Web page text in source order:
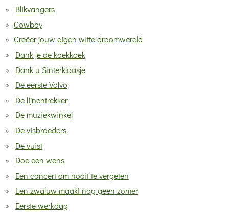
Blikvangers
Cowboy
Creëer jouw eigen witte droomwereld
Dank je de koekkoek
Dank u Sinterklaasje
De eerste Volvo
De lijnentrekker
De muziekwinkel
De visbroeders
De vuist
Doe een wens
Een concert om nooit te vergeten
Een zwaluw maakt nog geen zomer
Eerste werkdag